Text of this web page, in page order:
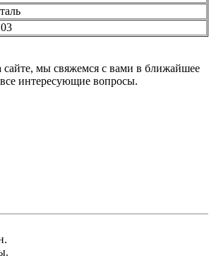
сайте, мы свяжемся с вами в ближайшее
интересующие вопросы.